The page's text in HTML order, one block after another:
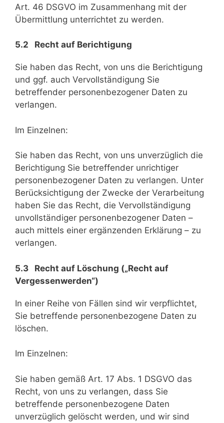
Art. 46 DSGVO im Zusammenhang mit der
Übermittlung unterrichtet zu werden.
5.2 Recht auf Berichtigung
Sie haben das Recht, von uns die Berichtigung
und ggf. auch Vervollständigung Sie
betreffender personenbezogener Daten zu
verlangen.
Im Einzelnen:
Sie haben das Recht, von uns unverzüglich die
Berichtigung Sie betreffender unrichtiger
personenbezogener Daten zu verlangen. Unter
Berücksichtigung der Zwecke der Verarbeitung
haben Sie das Recht, die Vervollständigung
unvollständiger personenbezogener Daten –
auch mittels einer ergänzenden Erklärung – zu
verlangen.
5.3 Recht auf Löschung („Recht auf
Vergessenwerden“)
In einer Reihe von Fällen sind wir verpflichtet,
Sie betreffende personenbezogene Daten zu
löschen.
Im Einzelnen:
Sie haben gemäß Art. 17 Abs. 1 DSGVO das
Recht, von uns zu verlangen, dass Sie
betreffende personenbezogene Daten
unverzüglich gelöscht werden, und wir sind